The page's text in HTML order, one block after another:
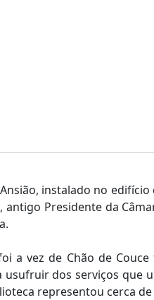
instalado no
Presidente da
a vez de Chão de
dos serviços
representou cerca